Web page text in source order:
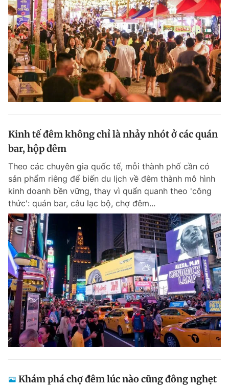
Kinh tế đêm không chỉ là nhảy nhót ở các quán
bar, hộp đêm
Theo các chuyên gia quốc tế, mỗi thành phố cần có
sản phẩm riêng để biến du lịch về đêm thành mô hình
kinh doanh bền vững, thay vì quẩn quanh theo 'công
thức': quán bar, câu lạc bộ, chợ đêm...
Khám phá chợ đêm lúc nào cũng đông nghẹt